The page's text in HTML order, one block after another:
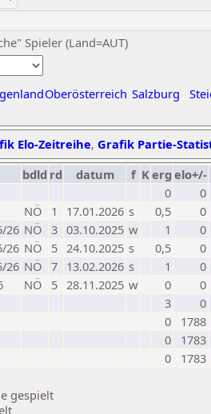
Spieler (Land=AUT)
Oberösterreich Salzburg
Elo-Zeitreihe, Grafik Partie-
bdld rd datum f Kerg elo+/-
0
0
NÖ 1 17.01.2026 s 0,5 0
26 NÖ 3 03.10.2025 w 1 0
26 NÖ 5 24.10.2025 s 0,5 0
26 NÖ 7 13.02.2026 s 1 0
NÖ 5 28.11.2025 w 0 0
3
0
0
1788
0
1783
0
1783
gespielt